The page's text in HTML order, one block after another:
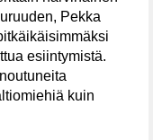
Pekka
esiintymistä.
kuin